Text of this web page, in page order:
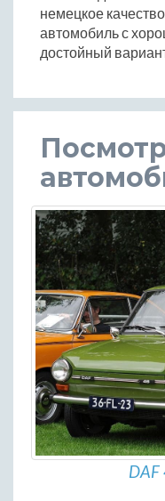
немецкое
автомобиль с
достойный